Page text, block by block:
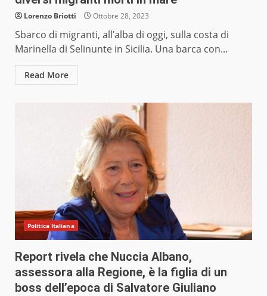
Lorenzo Briotti Ottobre 28, 2023
Sbarco di migranti, all’alba di oggi, sulla costa di
Marinella di Selinunte in Sicilia. Una barca con...
Read More
Politica Italiana
Report rivela che Nuccia Albano,
assessora alla Regione, è la figlia di un
boss dell’epoca di Salvatore Giuliano